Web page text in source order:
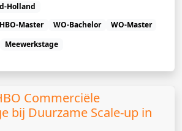
Holland
HBO-Master WO-Bachelor
WO-Master
Meewerkstage
Commerciële
bij Duurzame Scale-up in